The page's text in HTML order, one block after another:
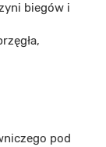
biegów i
pod